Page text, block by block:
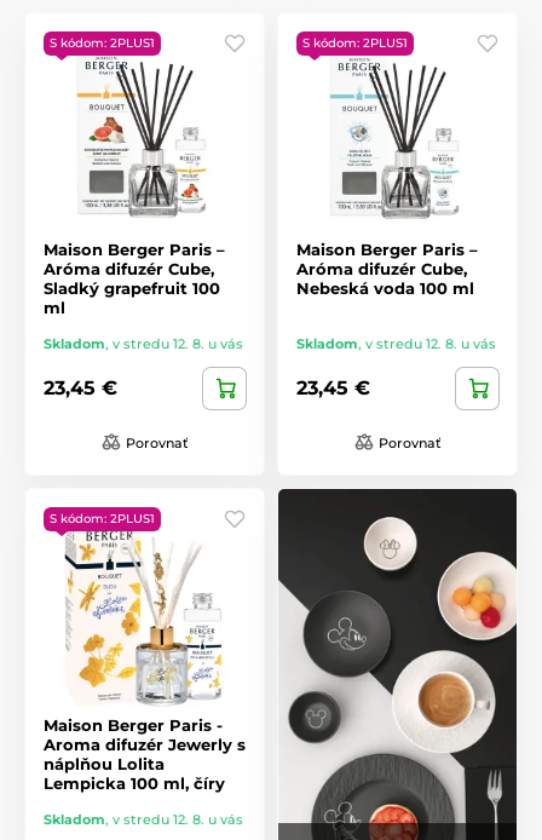
S kódom: 2PLUS1
Maison Berger Paris –
Aróma difuzér Cube,
Sladký grapefruit 100
ml
Skladom, v stredu 12. 8. u vás
23,45 €
Porovnať
S kódom: 2PLUS1
Maison Berger Paris –
Aróma difuzér Cube,
Nebeská voda 100 ml
Skladom, v stredu 12. 8. u vás
23,45 €
Porovnať
S kódom: 2PLUS1
Maison Berger Paris -
Aroma difuzér Jewerly s
náplňou Lolita
Lempicka 100 ml, číry
Skladom, v stredu 12. 8. u vás